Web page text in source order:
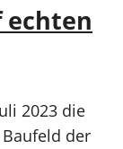
echten
2023 die
der